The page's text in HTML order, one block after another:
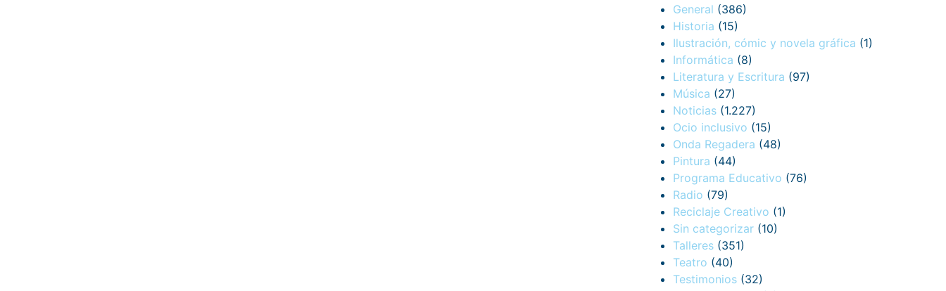
General (386)
Historia (15)
Ilustración, cómic y novela gráfica (1)
Informática (8)
Literatura y Escritura (97)
Música (27)
Noticias (1.227)
Ocio inclusivo (15)
Onda Regadera (48)
Pintura (44)
Programa Educativo (76)
Radio (79)
Reciclaje Creativo (1)
Sin categorizar (10)
Talleres (351)
Teatro (40)
Testimonios (32)